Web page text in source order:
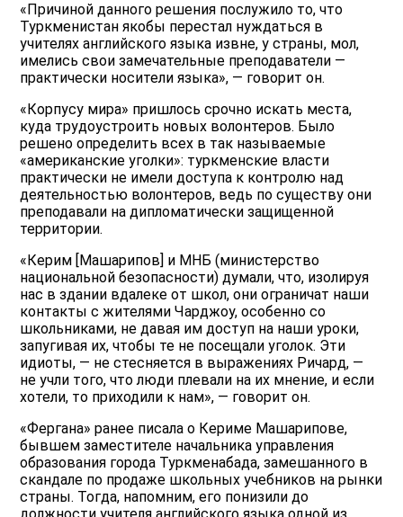
«Причиной данного решения послужило то, что
Туркменистан якобы перестал нуждаться в
учителях английского языка извне, у страны, мол,
имелись свои замечательные преподаватели —
практически носители языка», — говорит он.
«Корпусу мира» пришлось срочно искать места,
куда трудоустроить новых волонтеров. Было
решено определить всех в так называемые
«американские уголки»: туркменские власти
практически не имели доступа к контролю над
деятельностью волонтеров, ведь по существу они
преподавали на дипломатически защищенной
территории.
«Керим [Машарипов] и МНБ (министерство
национальной безопасности) думали, что, изолируя
нас в здании вдалеке от школ, они ограничат наши
контакты с жителями Чарджоу, особенно со
школьниками, не давая им доступ на наши уроки,
запугивая их, чтобы те не посещали уголок. Эти
идиоты, — не стесняется в выражениях Ричард, —
не учли того, что люди плевали на их мнение, и если
хотели, то приходили к нам», — говорит он.
«Фергана» ранее писала о Кериме Машарипове,
бывшем заместителе начальника управления
образования города Туркменабада, замешанного в
скандале по продаже школьных учебников на рынки
страны. Тогда, напомним, его понизили до